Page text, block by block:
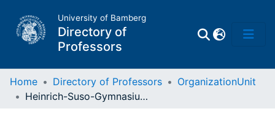
University of Bamberg
Directory of
Professors
Home Directory of Professors
OrganizationUnit
Heinrich-Suso-Gymnasium Konstanz